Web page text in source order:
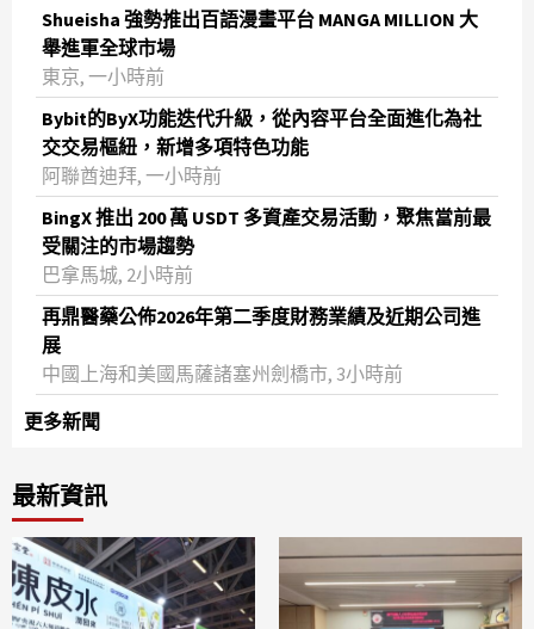
Shueisha 強勢推出百語漫畫平台 MANGA MILLION 大
舉進軍全球市場
東京, 一小時前
Bybit的ByX功能迭代升級，從內容平台全面進化為社
交交易樞紐，新增多項特色功能
阿聯酋迪拜, 一小時前
BingX 推出 200 萬 USDT 多資產交易活動，聚焦當前最
受關注的市場趨勢
巴拿馬城, 2小時前
再鼎醫藥公佈2026年第二季度財務業績及近期公司進
展
中國上海和美國馬薩諸塞州劍橋市, 3小時前
更多新聞
最新資訊